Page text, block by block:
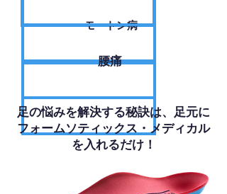
モートン病
腰痛
足の悩みを解決する秘訣は、足元に
フォームソティックス・メディカル
を入れるだけ！